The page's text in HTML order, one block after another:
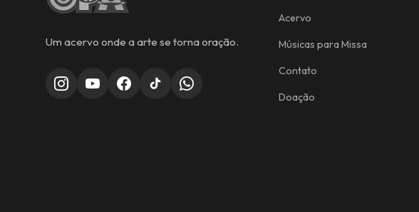
Um acervo onde a arte se torna oração.
Acervo
Músicas para Missa
Contato
Doação